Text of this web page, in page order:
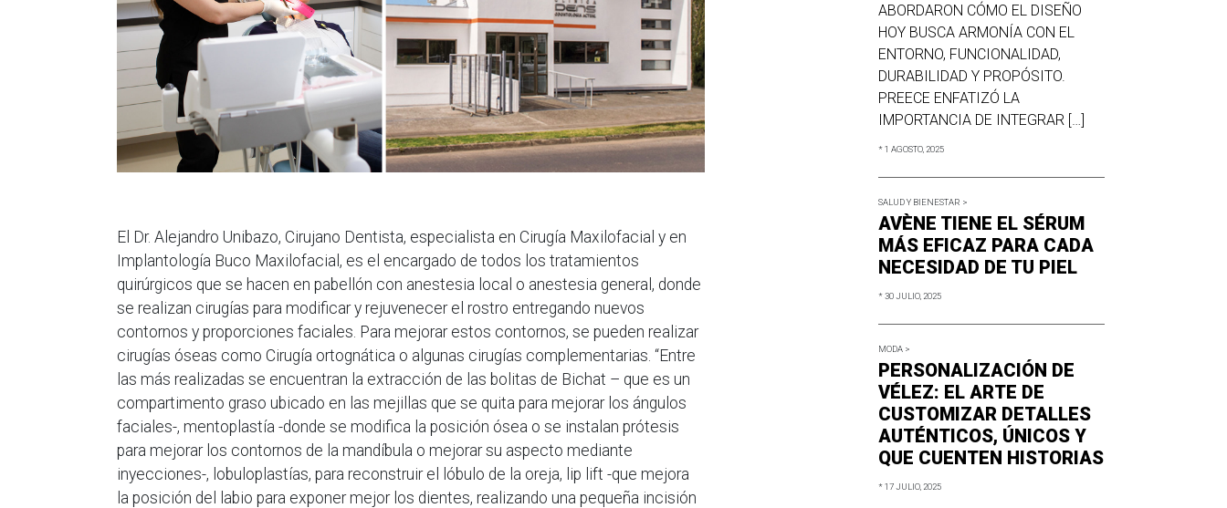
El Dr. Alejandro Unibazo, Cirujano Dentista, especialista en Cirugía Maxilofacial y en
Implantología Buco Maxilofacial, es el encargado de todos los tratamientos
quirúrgicos que se hacen en pabellón con anestesia local o anestesia general, donde
se realizan cirugías para modificar y rejuvenecer el rostro entregando nuevos
contornos y proporciones faciales. Para mejorar estos contornos, se pueden realizar
cirugías óseas como Cirugía ortognática o algunas cirugías complementarias. “Entre
las más realizadas se encuentran la extracción de las bolitas de Bichat – que es un
compartimento graso ubicado en las mejillas que se quita para mejorar los ángulos
faciales-, mentoplastía -donde se modifica la posición ósea o se instalan prótesis
para mejorar los contornos de la mandíbula o mejorar su aspecto mediante
inyecciones-, lobuloplastías, para reconstruir el lóbulo de la oreja, lip lift -que mejora
la posición del labio para exponer mejor los dientes, realizando una pequeña incisión
ABORDARON CÓMO EL DISEÑO
HOY BUSCA ARMONÍA CON EL
ENTORNO, FUNCIONALIDAD,
DURABILIDAD Y PROPÓSITO.
PREECE ENFATIZÓ LA
IMPORTANCIA DE INTEGRAR […]
* 1 AGOSTO, 2025
SALUD Y BIENESTAR >
AVÈNE TIENE EL SÉRUM
MÁS EFICAZ PARA CADA
NECESIDAD DE TU PIEL
* 30 JULIO, 2025
MODA >
PERSONALIZACIÓN DE
VÉLEZ: EL ARTE DE
CUSTOMIZAR DETALLES
AUTÉNTICOS, ÚNICOS Y
QUE CUENTEN HISTORIAS
* 17 JULIO, 2025